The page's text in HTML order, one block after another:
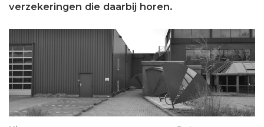
verzekeringen die daarbij horen.